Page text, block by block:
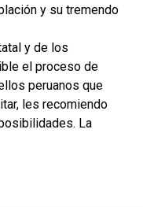
y su tremendo
y de los
el proceso de
peruanos que
les recomiendo
La